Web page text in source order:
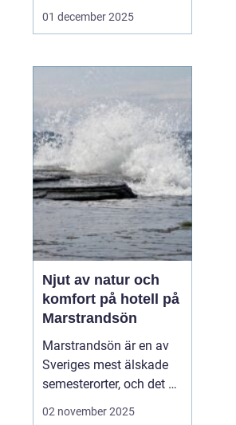
och en unik blandning
lockar ständigt resenärer
önskar uppleva allt fr&...
01 december 2025
Njut av natur och
komfort på hotell på
Marstrandsön
Marstrandsön är en av
Sveriges mest älskade
semesterorter, och det är
inte svårt att förstå
02 november 2025